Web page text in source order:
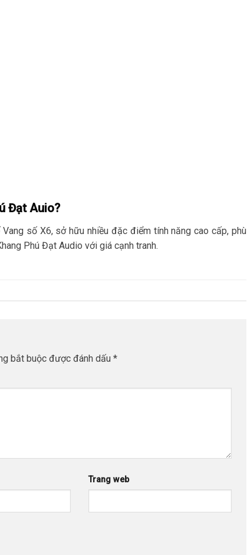
Đạt Auio?
số X6, sở hữu nhiều đặc điểm tính năng cao cấp, phù
Phú Đạt Audio với giá cạnh tranh.
bắt buộc được đánh dấu *
Trang web